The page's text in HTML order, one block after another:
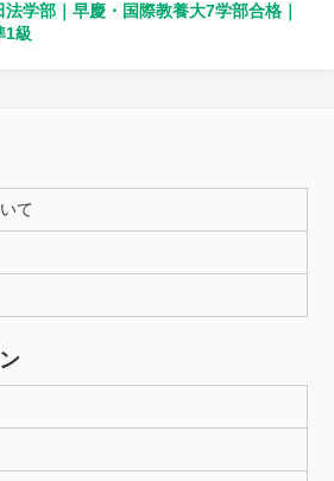
法学部｜早慶・国際教養大7学部合格｜
1級
て